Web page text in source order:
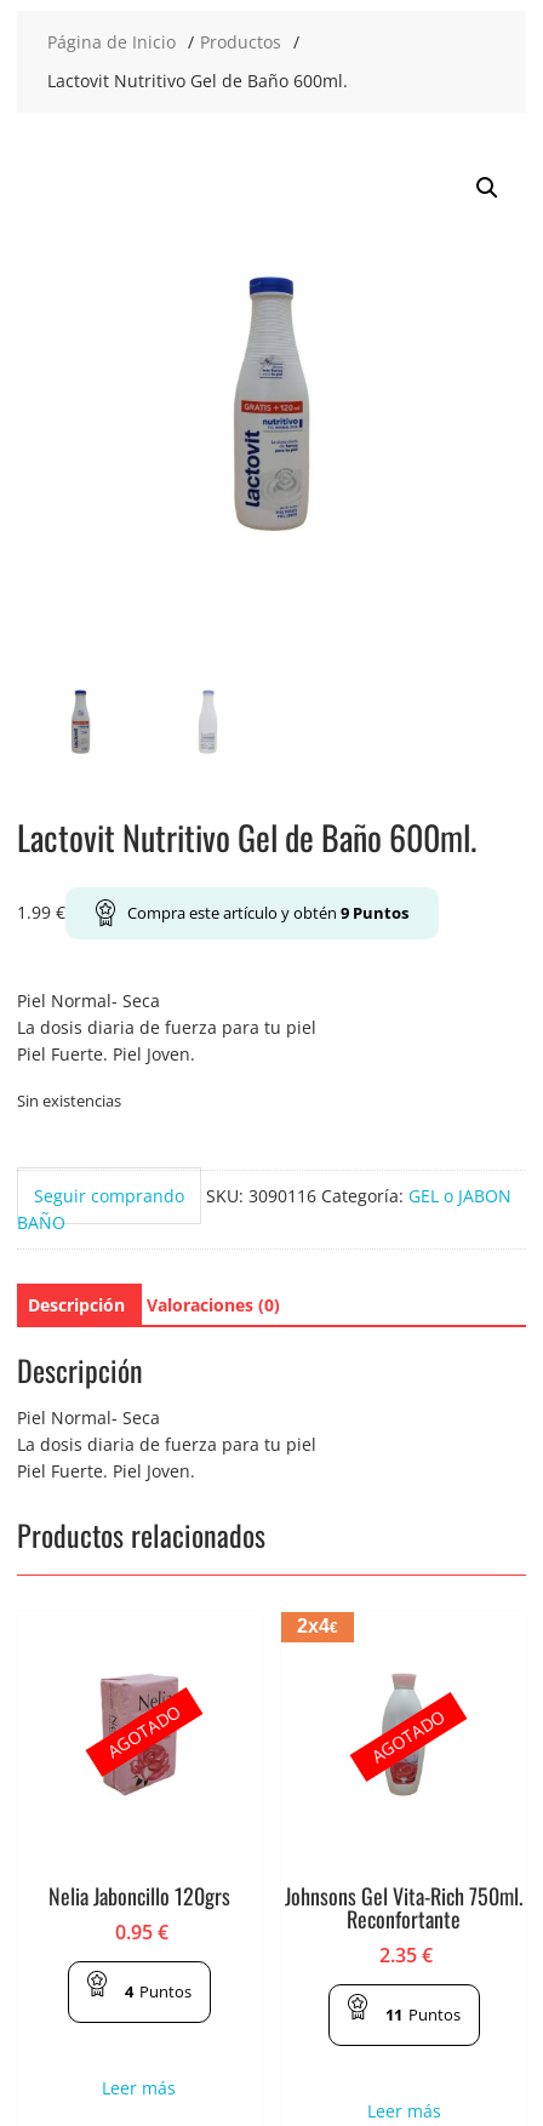
Página de Inicio
Productos
Lactovit Nutritivo Gel de Baño 600ml.
Lactovit Nutritivo Gel de Baño 600ml.
1.99 € Compra este artículo y obtén 9Puntos
Piel Normal- Seca
La dosis diaria de fuerza para tu piel
Piel Fuerte. Piel Joven.
Sin existencias
Seguir comprando SKU: 3090116 Categoría: GEL o JABON
BAÑO
Descripción Valoraciones (0)
Descripción
Piel Normal- Seca
La dosis diaria de fuerza para tu piel
Piel Fuerte. Piel Joven.
Productos relacionados
Nelia Jaboncillo 120grs
0.95€
4 Puntos
Leer más
AGOTADO
2x4€
Johnsons Gel Vita-Rich 750ml.
Reconfortante
2.35€
11 Puntos
Leer más
AGOTADO